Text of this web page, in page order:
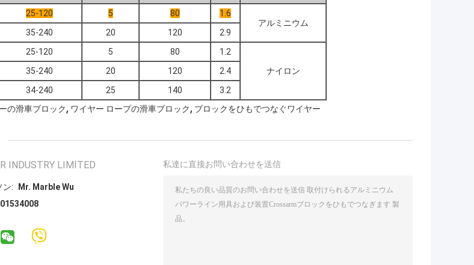
25-120 5 80
1.6
アルミニウム
35-240 20 120
2.9
25-120 5 80
1.2
ナイロン
35-240 20 120
2.4
34-240 25 140
3.2
の滑車ブロック, ワイヤー ロープの滑車ブロック, ブロックをひもでつなぐワイヤー
INDUSTRY LIMITED
ン:
Mr. Marble Wu
私達に直接お問い合わせを送信